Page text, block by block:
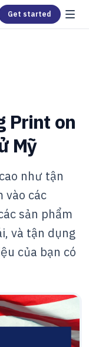
Get started
Print on
Mỹ
như tận
vào các
sản phẩm
và tận dụng
của bạn có